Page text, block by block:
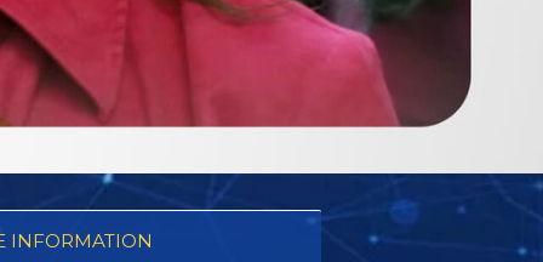
INFORMATION